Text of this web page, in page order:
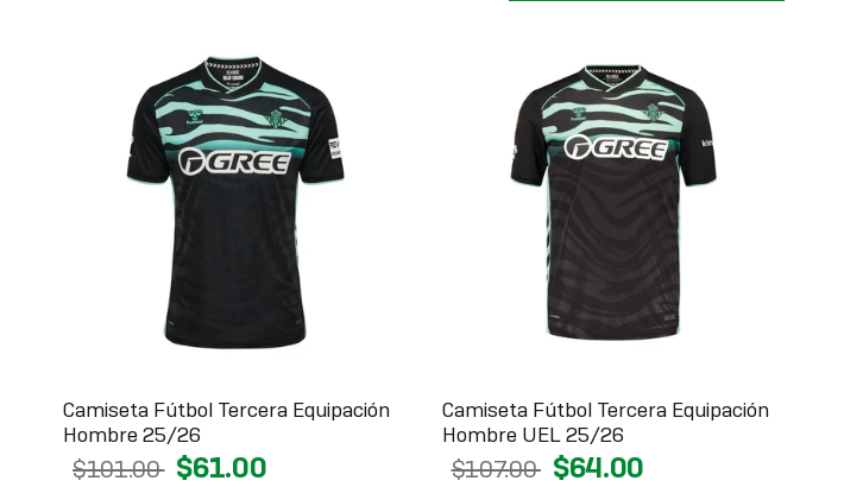
Camiseta Fútbol Tercera Equipación
Hombre 25/26
$101.00 $61.00
Camiseta Fútbol Tercera Equipación
Hombre UEL 25/26
$107.00 $64.00